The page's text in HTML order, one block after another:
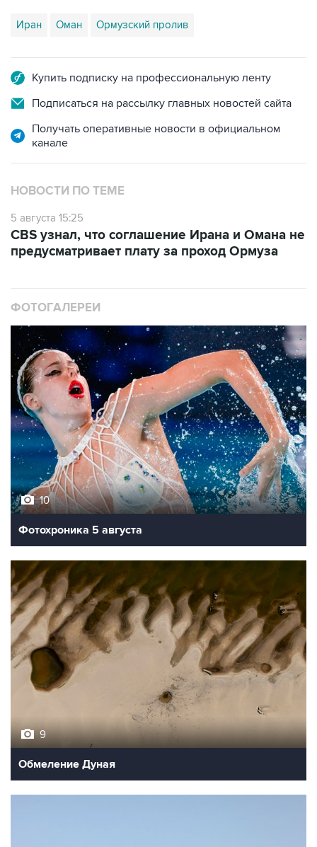
Иран Оман Ормузский пролив
Купить подписку на профессиональную ленту
Подписаться на рассылку главных новостей сайта
Получать оперативные новости в официальном
канале
НОВОСТИ ПО ТЕМЕ
5 августа 15:25
CBS узнал, что соглашение Ирана и Омана не
предусматривает плату за проход Ормуза
ФОТОГАЛЕРЕИ
10
Фотохроника 5 августа
9
Обмеление Дуная